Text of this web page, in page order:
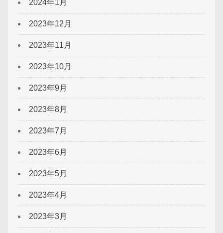
2024年1月
2023年12月
2023年11月
2023年10月
2023年9月
2023年8月
2023年7月
2023年6月
2023年5月
2023年4月
2023年3月